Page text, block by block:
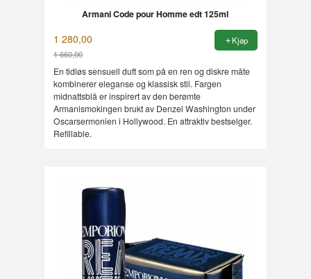
Armani Code pour Homme edt 125ml
1 280,00
1 660,00
Rabatt
Kjøp
En tidløs sensuell duft som på en ren og diskre måte
kombinerer eleganse og klassisk stil. Fargen
midnattsblå er inspirert av den berømte
Armanismokingen brukt av Denzel Washington under
Oscarsermonien i Hollywood. En attraktiv bestselger.
Refillable.